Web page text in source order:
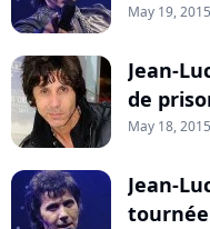
May 19, 2015
Jean-
de
May 18, 2015
Jean-